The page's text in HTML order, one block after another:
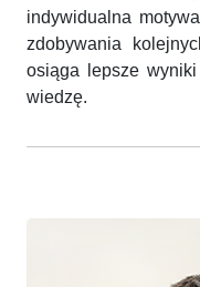
indywidualna
zdobywania
osiąga lepsze
wiedzę.